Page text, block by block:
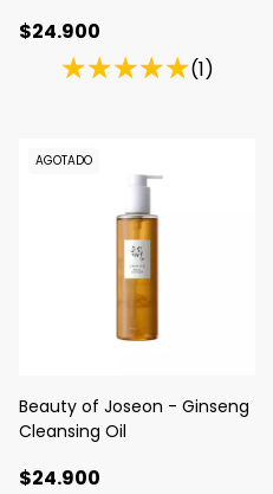
$24.900
(1)
AGOTADO
Beauty of Joseon - Ginseng
Cleansing Oil
$24.900